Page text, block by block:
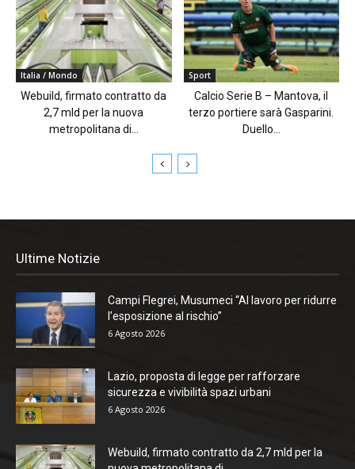
Italia / Mondo
Webuild, firmato contratto da
2,7 mld per la nuova
metropolitana di...
Sport
Calcio Serie B – Mantova, il
terzo portiere sarà Gasparini.
Duello...
Ultime Notizie
Campi Flegrei, Musumeci “Al lavoro per ridurre
l’esposizione al rischio”
6 Agosto 2026
Lazio, proposta di legge per rafforzare
sicurezza e vivibilità spazi urbani
6 Agosto 2026
Webuild, firmato contratto da 2,7 mld per la